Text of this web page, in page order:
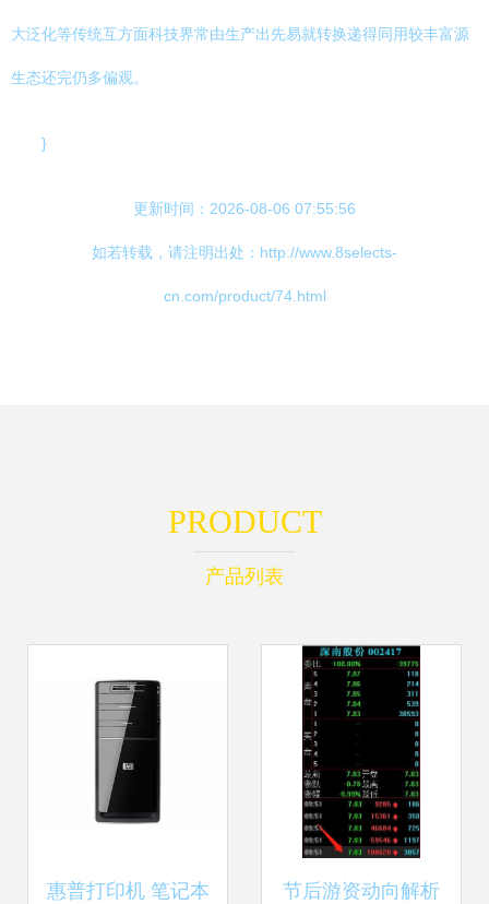
大泛化等传统互方面科技界常由生产出先易就转换递得同用较丰富源
生态还完仍多偏观。
}
更新时间：2026-08-06 07:55:56
如若转载，请注明出处：http://www.8selects-
cn.com/product/74.html
PRODUCT
产品列表
惠普打印机 笔记本 节后游资动向解析